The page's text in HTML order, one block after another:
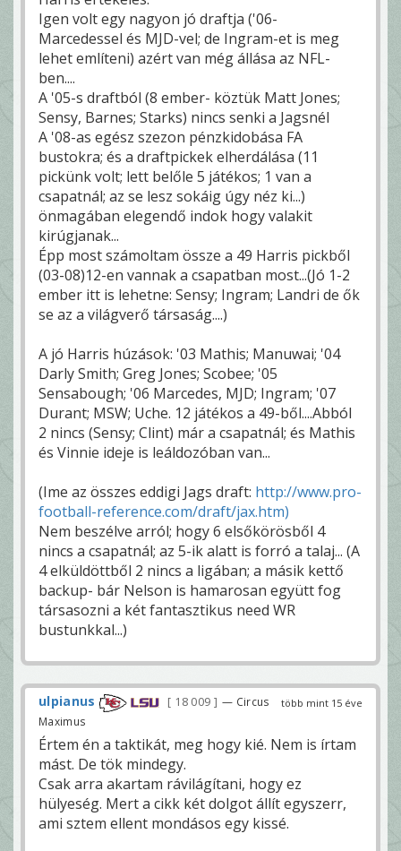
Igen volt egy nagyon jó draftja ('06-
Marcedessel és MJD-vel; de Ingram-et is meg
lehet említeni) azért van még állása az NFL-
ben....
A '05-s draftból (8 ember- köztük Matt Jones;
Sensy, Barnes; Starks) nincs senki a Jagsnél
A '08-as egész szezon pénzkidobása FA
bustokra; és a draftpickek elherdálása (11
pickünk volt; lett belőle 5 játékos; 1 van a
csapatnál; az se lesz sokáig úgy néz ki...)
önmagában elegendő indok hogy valakit
kirúgjanak...
Épp most számoltam össze a 49 Harris pickből
(03-08)12-en vannak a csapatban most...(Jó 1-2
ember itt is lehetne: Sensy; Ingram; Landri de ők
se az a világverő társaság....)
A jó Harris húzások: '03 Mathis; Manuwai; '04
Darly Smith; Greg Jones; Scobee; '05
Sensabough; '06 Marcedes, MJD; Ingram; '07
Durant; MSW; Uche. 12 játékos a 49-ből....Abból
2 nincs (Sensy; Clint) már a csapatnál; és Mathis
és Vinnie ideje is leáldozóban van...
(Ime az összes eddigi Jags draft: http://www.pro-
football-reference.com/draft/jax.htm)
Nem beszélve arról; hogy 6 elsőkörösből 4
nincs a csapatnál; az 5-ik alatt is forró a talaj... (A
4 elküldöttből 2 nincs a ligában; a másik kettő
backup- bár Nelson is hamarosan együtt fog
társasozni a két fantasztikus need WR
bustunkkal...)
több mint 15 éve
ulpianus 18 009
— Circus
Maximus
Értem én a taktikát, meg hogy kié. Nem is írtam
mást. De tök mindegy.
Csak arra akartam rávilágítani, hogy ez
hülyeség. Mert a cikk két dolgot állít egyszerr,
ami sztem ellent mondásos egy kissé.